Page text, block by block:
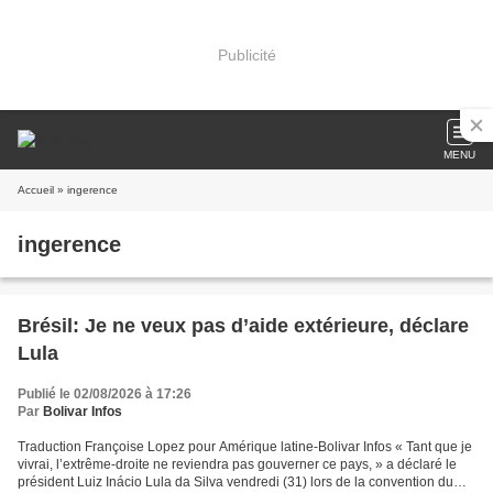
Publicité
MENU
Accueil » ingerence
ingerence
Brésil: Je ne veux pas d’aide extérieure, déclare
Lula
Publié le 02/08/2026 à 17:26
Par Bolivar Infos
Traduction Françoise Lopez pour Amérique latine-Bolivar Infos « Tant que je
vivrai, l’extrême-droite ne reviendra pas gouverner ce pays, » a déclaré le
président Luiz Inácio Lula da Silva vendredi (31) lors de la convention du